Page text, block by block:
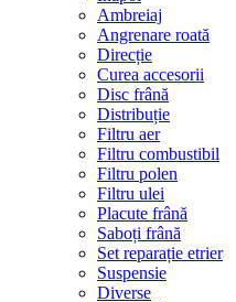
Ambreiaj
Angrenare roată
Direcție
Curea accesorii
Disc frână
Distribuție
Filtru aer
Filtru combustibil
Filtru polen
Filtru ulei
Placute frână
Saboți frână
Set reparație etrier
Suspensie
Diverse